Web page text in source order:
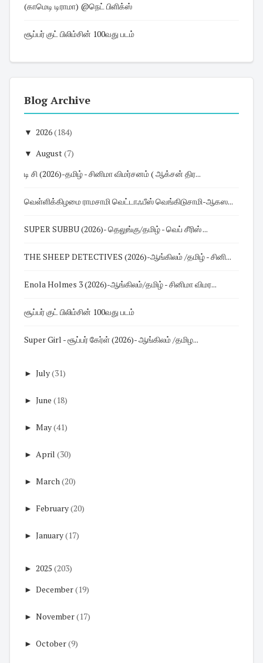
(காமெடி டிராமா) @நெட் பிளிக்ஸ்
சூப்பர் குட் பிலிம்சின் 100வது படம்
Blog Archive
▼ 2026(184)
▼ August(7)
டி சி (2026)-தமிழ் - சினிமா விமர்சனம் ( ஆக்சன் திர...
வெள்ளிக்கிழமை ராமசாமி வெட்டாஃபீஸ் வெங்கிடுசாமி-ஆகஸ...
SUPER SUBBU (2026)- தெலுங்கு/தமிழ் - வெப் சீரிஸ் ...
THE SHEEP DETECTIVES (2026)-ஆங்கிலம் /தமிழ் - சினி...
Enola Holmes 3 (2026)-ஆங்கிலம்/தமிழ் - சினிமா விமர...
சூப்பர் குட் பிலிம்சின் 100வது படம்
Super Girl - சூப்பர் கேர்ள் (2026)- ஆங்கிலம் /தமிழ...
► July(31)
► June (18)
► May(41)
► April (30)
► March (20)
► February(20)
► January(17)
► 2025 (203)
► December(19)
► November(17)
► October(9)